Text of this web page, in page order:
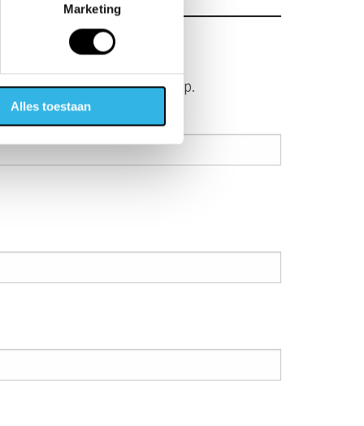
Marketing
Alles toestaan
mogelijk contact met je op.